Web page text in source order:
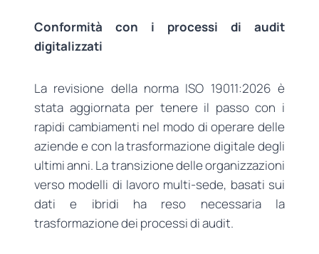
Conformità con i processi di audit
digitalizzati
La revisione della norma ISO 19011:2026 è
stata aggiornata per tenere il passo con i
rapidi cambiamenti nel modo di operare delle
aziende e con la trasformazione digitale degli
ultimi anni. La transizione delle organizzazioni
verso modelli di lavoro multi-sede, basati sui
dati e ibridi ha reso necessaria la
trasformazione dei processi di audit.